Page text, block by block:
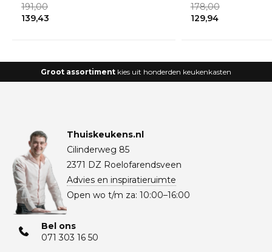
191,00
139,43
178,00
129,94
Groot assortiment kies uit honderden keukenkasten
Thuiskeukens.nl
Cilinderweg 85
2371 DZ Roelofarendsveen
Advies en inspiratieruimte
Open wo t/m za: 10:00–16:00
Bel ons
071 303 16 50